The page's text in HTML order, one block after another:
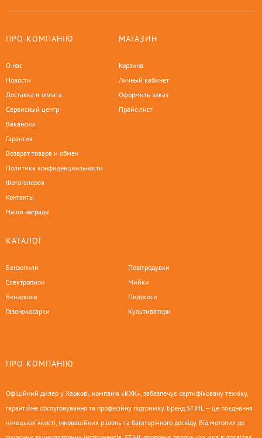
ПРО КОМПАНІЮ
О нас
Новости
Доставка и оплата
Сервисный центр
Вакансии
Гарантия
Возврат товара и обмен
Политика конфиденциальности
Фотогалерея
Контакты
Наши награды
МАГАЗИН
Корзина
Личный кабинет
Оформить заказ
Прайс-лист
КАТАЛОГ
Бензопили
Електропили
Бензокоси
Газонокосарки
Повітродувки
Мийки
Пилососи
Культиватори
ПРО КОМПАНІЮ
Офіційний дилер у Харкові, компанія «КХК», забезпечує сертифіковану техніку,
гарантійне обслуговування та професійну підтримку. Бренд STIHL — це поєднання
німецької якості, інноваційних рішень та багаторічного досвіду. Від мотопил до